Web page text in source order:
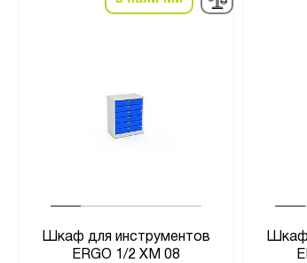
Шкаф для инструментов
ERGO 1/2 XM 08
Шкаф